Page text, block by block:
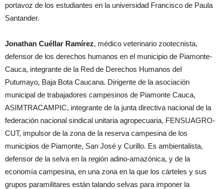
portavoz de los estudiantes en la universidad Francisco de Paula
Santander.
Jonathan Cuéllar Ramírez, médico veterinario zootecnista,
defensor de los derechos humanos en el municipio de Piamonte-
Cauca, integrante de la Red de Derechos Humanos del
Putumayo, Baja Bota Caucana. Dirigente de la asociación
municipal de trabajadores campesinos de Piamonte Cauca,
ASIMTRACAMPIC, integrante de la junta directiva nacional de la
federación nacional sindical unitaria agropecuaria, FENSUAGRO-
CUT, impulsor de la zona de la reserva campesina de los
municipios de Piamonte, San José y Curillo. Es ambientalista,
defensor de la selva en la región adino-amazónica, y de la
economía campesina, en una zona en la que los cárteles y sus
grupos paramilitares están talando selvas para imponer la